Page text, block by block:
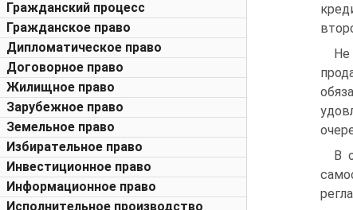
Гражданский процесс
Гражданское право
Дипломатическое право
Договорное право
Жилищное право
Зарубежное право
Земельное право
Избирательное право
Инвестиционное право
Информационное право
Исполнительное производство
В